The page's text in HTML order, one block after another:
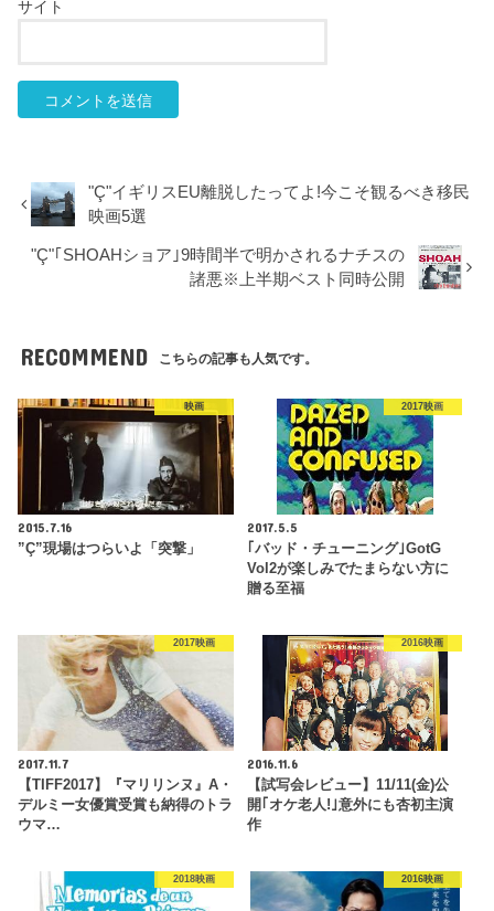
サイト
"Ç"イギリスEU離脱したってよ!今こそ観るべき移民
映画5選
"Ç"｢SHOAHショア｣9時間半で明かされるナチスの
諸悪※上半期ベスト同時公開
RECOMMEND こちらの記事も人気です。
映画
2015.7.16
”Ç”現場はつらいよ「突撃」
2017映画
2017.5.5
｢バッド・チューニング｣GotG
Vol2が楽しみでたまらない方に
贈る至福
2017映画
2017.11.7
【TIFF2017】『マリリンヌ』A・
デルミー女優賞受賞も納得のトラ
ウマ…
2016映画
2016.11.6
【試写会レビュー】11/11(金)公
開｢オケ老人!｣意外にも杏初主演
作
2018映画 2016映画